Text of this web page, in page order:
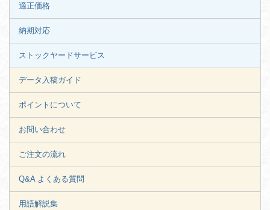
適正価格
納期対応
ストックヤードサービス
データ入稿ガイド
ポイントについて
お問い合わせ
ご注文の流れ
Q&A よくある質問
用語解説集